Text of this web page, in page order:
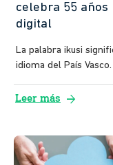
celebra 55
digital
La palabra ikusi
idioma del País
Leer más arrow_forward